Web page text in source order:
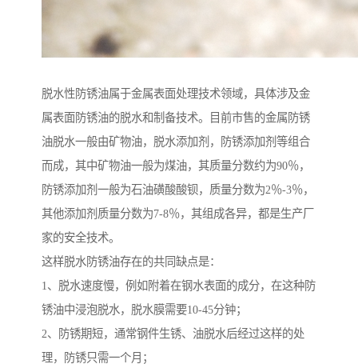
脱水性防锈油属于金属表面处理技术领域，具体涉及金
属表面防锈油的脱水和制备技术。目前市售的金属防锈
油脱水一般由矿物油，脱水添加剂，防锈添加剂等组合
而成，其中矿物油一般为煤油，其质量分数约为90％，
防锈添加剂一般为石油磺酸酸钡，质量分数为2％-3％，
其他添加剂质量分数为7-8％，其组成各异，都是生产厂
家的安全技术。
这样脱水防锈油存在的共同缺点是：
1、脱水速度慢，例如附着在钢水表面的成分，在这种防
锈油中浸泡脱水，脱水膜需要10-45分钟；
2、防锈期短，通常钢件生锈、油脱水后经过这样的处
理，防锈只需一个月；